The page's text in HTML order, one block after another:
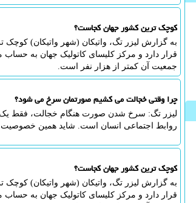
کوچک ترین کشور جهان کجاست؟
به گزارش لیزر تگ، واتیکان (شهر واتیکان)
جمعیت آن کمتر از هزار نفر است.
چرا وقتی خجالت می کشیم صورتمان سرخ می شود؟
لیزر تگ: سرخ شدن صورت هنگام خجالت، فقط یک
روابط اجتماعی انسان است. شاید همین خصوصیت
کوچک ترین کشور جهان کجاست؟
به گزارش لیزر تگ، واتیکان (شهر واتیکان)